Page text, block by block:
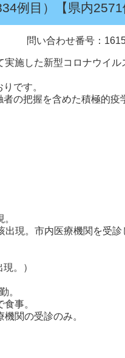
例目）【県内2571
問い合わせ番号：
実施した新型コロナウイ
です。
の把握を含めた積極的疫
市内医療機関を受診し
。）
。
事。
の受診のみ。